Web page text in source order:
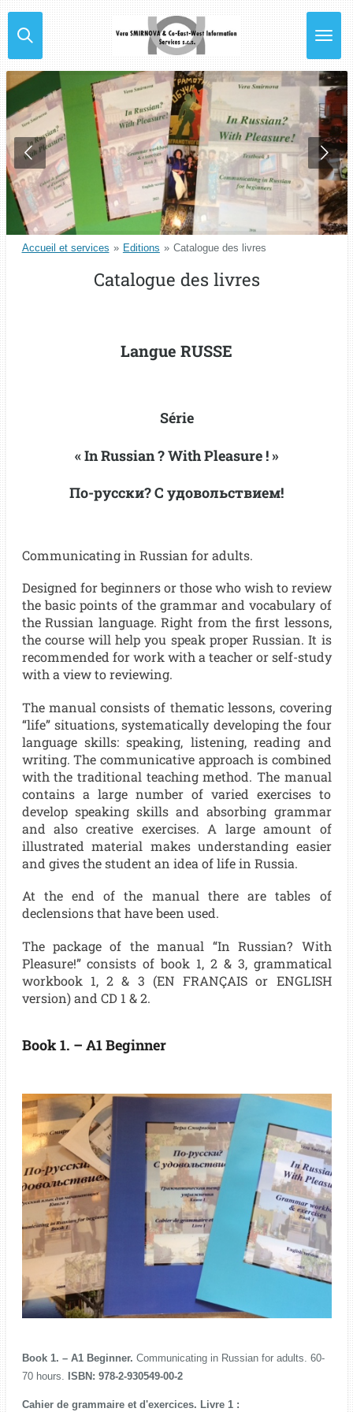
Passer
au
contenu
principal
Accueil et services » Editions » Catalogue des livres
Catalogue des livres
Langue RUSSE
Série
« In Russian ? WithPleasure !»
По-русски? С удовольствием!
Communicating in Russian for adults.
Designed for beginners or those who wish to review
the basic points of the grammar and vocabulary of
the Russian language.Right from the first lessons,
the course will help you speak proper Russian.It is
recommended for work with a teacher or self-study
with a view to reviewing.
The manual consists of thematic lessons, covering
“life” situations, systematically developing the four
language skills: speaking, listening, reading and
writing.The communicative approach is combined
with the traditional teaching method. The manual
contains a large number of varied exercises to
develop speaking skills and absorbing grammar
and also creative exercises. A large amount of
illustrated material makes understanding easier
and gives the student an idea of life in Russia.
At the end of the manual there are tables of
declensions that have been used.
The package of the manual “In Russian? With
Pleasure!” consists of book 1, 2 & 3, grammatical
workbook 1, 2 & 3 (EN FRANÇAIS or ENGLISH
version) and CD 1 & 2.
Book 1. – A1 Beginner
Book 1. – A1 Beginner. Communicating in Russian for adults. 60-
70 hours.
ISBN: 978-2-930549-00-2
Cahier de grammaire et d'exercices. Livre 1 :